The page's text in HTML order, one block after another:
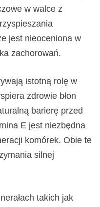
w walce z
jest nieoceniona w
zachorowań.
istotną rolę w
zdrowie błon
barierę przed
E jest niezbędna
komórek. Obie te
silnej
takich jak